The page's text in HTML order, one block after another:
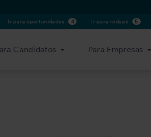
Ir para oportunidades 4 Ir para rodapé 5
Candidatos Para Empresas